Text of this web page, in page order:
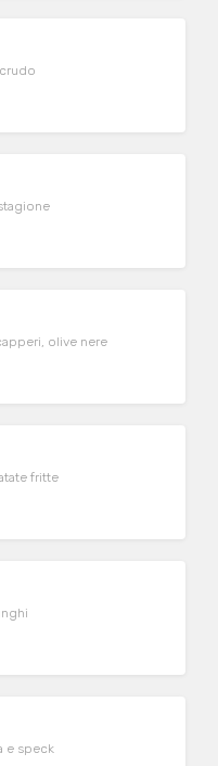
olive nere
fritte
e speck